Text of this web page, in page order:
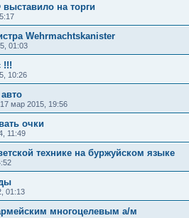
на торги
Wehrmachtskanister
01:03
!!!
10:26
17 мар 2015, 19:56
очки
11:49
технике на буржуйском языке
01:13
многоцелевым а/м